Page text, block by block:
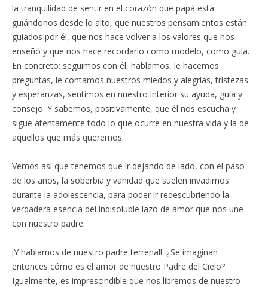
la tranquilidad de sentir en el corazón que papá está
guiándonos desde lo alto, que nuestros pensamientos están
guiados por él, que nos hace volver a los valores que nos
enseñó y que nos hace recordarlo como modelo, como guía.
En concreto: seguimos con él, hablamos, le hacemos
preguntas, le contamos nuestros miedos y alegrías, tristezas
y esperanzas, sentimos en nuestro interior su ayuda, guía y
consejo. Y sabemos, positivamente, que él nos escucha y
sigue atentamente todo lo que ocurre en nuestra vida y la de
aquellos que más queremos.
Vemos así que tenemos que ir dejando de lado, con el paso
de los años, la soberbia y vanidad que suelen invadirnos
durante la adolescencia, para poder ir redescubriendo la
verdadera esencia del indisoluble lazo de amor que nos une
con nuestro padre.
¡Y hablamos de nuestro padre terrenal!. ¿Se imaginan
entonces cómo es el amor de nuestro Padre del Cielo?.
Igualmente, es imprescindible que nos libremos de nuestro